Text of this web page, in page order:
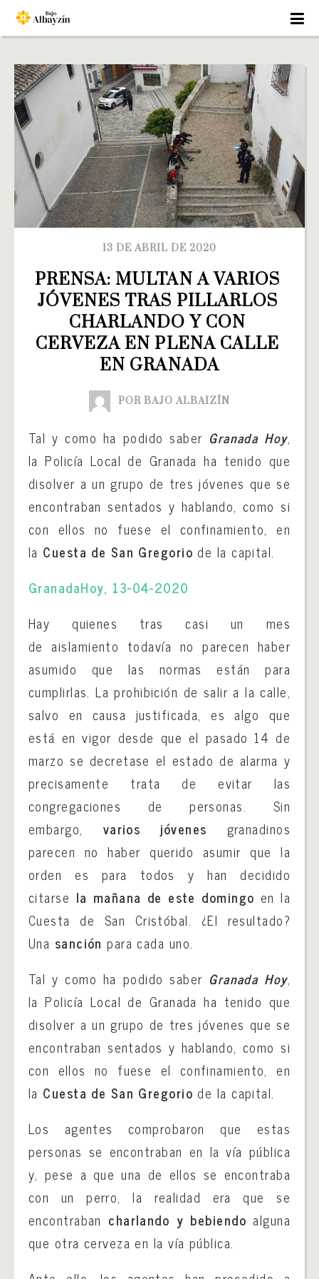
13 DE ABRIL DE 2020
PRENSA: MULTAN A VARIOS
JÓVENES TRAS PILLARLOS
CHARLANDO Y CON
CERVEZA EN PLENA CALLE
EN GRANADA
POR BAJO ALBAIZÍN
Tal y como ha podido saber Granada Hoy,
la Policía Local de Granada ha tenido que
disolver a un grupo de tres jóvenes que se
encontraban sentados y hablando, como si
con ellos no fuese el confinamiento, en
la Cuesta de San Gregorio de la capital.
GranadaHoy, 13-04-2020
Hay quienes tras casi un mes
de aislamiento todavía no parecen haber
asumido que las normas están para
cumplirlas. La prohibición de salir a la calle,
salvo en causa justificada, es algo que
está en vigor desde que el pasado 14 de
marzo se decretase el estado de alarma y
precisamente trata de evitar las
congregaciones de personas. Sin
embargo, varios jóvenes granadinos
parecen no haber querido asumir que la
orden es para todos y han decidido
citarse la mañana de este domingo en la
Cuesta de San Cristóbal. ¿El resultado?
Una sanción para cada uno.
Tal y como ha podido saber Granada Hoy,
la Policía Local de Granada ha tenido que
disolver a un grupo de tres jóvenes que se
encontraban sentados y hablando, como si
con ellos no fuese el confinamiento, en
la Cuesta de San Gregorio de la capital.
Los agentes comprobaron que estas
personas se encontraban en la vía pública
y, pese a que una de ellos se encontraba
con un perro, la realidad era que se
encontraban charlando y bebiendo alguna
que otra cerveza en la vía pública.